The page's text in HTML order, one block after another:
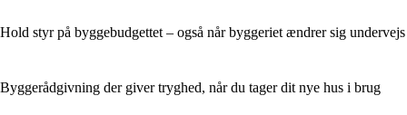
Hold styr på byggebudgettet – også når byggeriet ændrer sig undervejs
Byggerådgivning der giver tryghed, når du tager dit nye hus i brug